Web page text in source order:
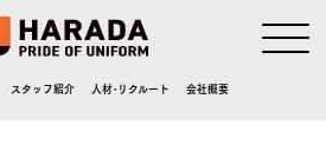
スタッフ紹介 人材･リクルート 会社概要